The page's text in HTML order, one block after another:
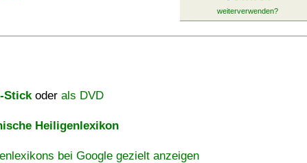
Stickoder als DVD
Heiligenlexikon
bei Google gezielt anzeigen